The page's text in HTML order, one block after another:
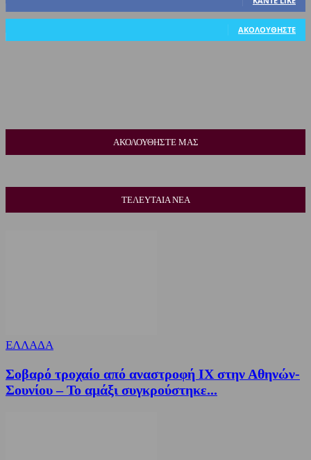
ΑΚΟΛΟΥΘΉΣΤΕ
ΑΚΟΛΟΥΘΗΣΤΕ ΜΑΣ
ΤΕΛΕΥΤΑΙΑ ΝΕΑ
ΕΛΛΑΔΑ
Σοβαρό τροχαίο από αναστροφή ΙΧ στην Αθηνών-
Σουνίου – Το αμάξι συγκρούστηκε...